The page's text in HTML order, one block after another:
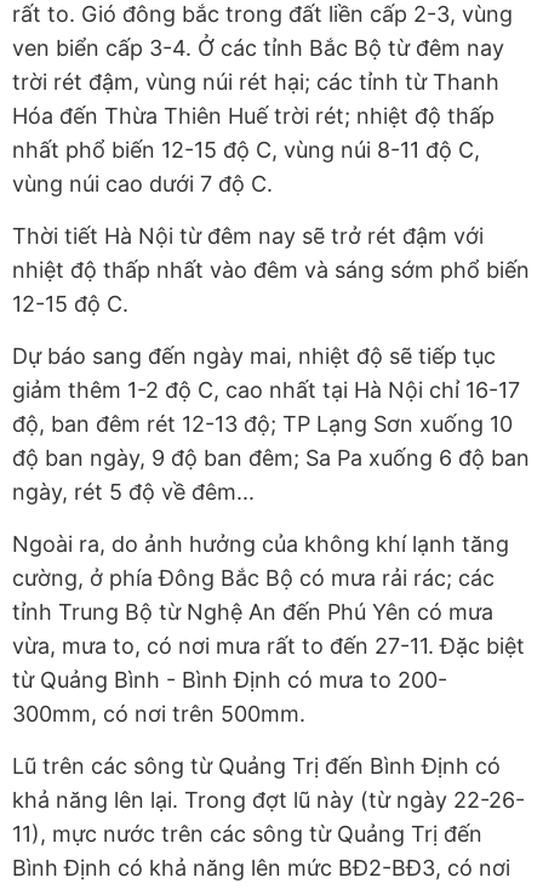
rất to. Gió đông bắc trong đất liền cấp 2-3, vùng
ven biển cấp 3-4. Ở các tỉnh Bắc Bộ từ đêm nay
trời rét đậm, vùng núi rét hại; các tỉnh từ Thanh
Hóa đến Thừa Thiên Huế trời rét; nhiệt độ thấp
nhất phổ biến 12-15 độ C, vùng núi 8-11 độ C,
vùng núi cao dưới 7 độ C.
Thời tiết Hà Nội từ đêm nay sẽ trở rét đậm với
nhiệt độ thấp nhất vào đêm và sáng sớm phổ biến
12-15 độ C.
Dự báo sang đến ngày mai, nhiệt độ sẽ tiếp tục
giảm thêm 1-2 độ C, cao nhất tại Hà Nội chỉ 16-17
độ, ban đêm rét 12-13 độ; TP Lạng Sơn xuống 10
độ ban ngày, 9 độ ban đêm; Sa Pa xuống 6 độ ban
ngày, rét 5 độ về đêm...
Ngoài ra, do ảnh hưởng của không khí lạnh tăng
cường, ở phía Đông Bắc Bộ có mưa rải rác; các
tỉnh Trung Bộ từ Nghệ An đến Phú Yên có mưa
vừa, mưa to, có nơi mưa rất to đến 27-11. Đặc biệt
từ Quảng Bình - Bình Định có mưa to 200-
300mm, có nơi trên 500mm.
Lũ trên các sông từ Quảng Trị đến Bình Định có
khả năng lên lại. Trong đợt lũ này (từ ngày 22-26-
11), mực nước trên các sông từ Quảng Trị đến
Bình Định có khả năng lên mức BĐ2-BĐ3, có nơi